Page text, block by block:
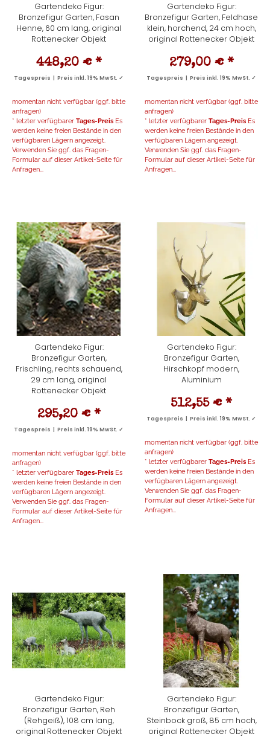
Gartendeko Figur:
Bronzefigur Garten, Fasan
Henne, 60 cm lang, original
Rottenecker Objekt
448,20 € *
Tagespreis | Preis inkl. 19% MwSt. ✓
momentan nicht verfügbar (ggf. bitte
anfragen)
* letzter verfügbarer Tages-Preis Es
werden keine freien Bestände in den
verfügbaren Lägern angezeigt.
Verwenden Sie ggf. das Fragen-
Formular auf dieser Artikel-Seite für
Anfragen...
Gartendeko Figur:
Bronzefigur Garten, Feldhase
klein, horchend, 24 cm hoch,
original Rottenecker Objekt
279,00 € *
Tagespreis | Preis inkl. 19% MwSt. ✓
momentan nicht verfügbar (ggf. bitte
anfragen)
* letzter verfügbarer Tages-Preis Es
werden keine freien Bestände in den
verfügbaren Lägern angezeigt.
Verwenden Sie ggf. das Fragen-
Formular auf dieser Artikel-Seite für
Anfragen...
Gartendeko Figur:
Bronzefigur Garten,
Frischling, rechts schauend,
29 cm lang, original
Rottenecker Objekt
295,20 € *
Tagespreis | Preis inkl. 19% MwSt. ✓
momentan nicht verfügbar (ggf. bitte
anfragen)
* letzter verfügbarer Tages-Preis Es
werden keine freien Bestände in den
verfügbaren Lägern angezeigt.
Verwenden Sie ggf. das Fragen-
Formular auf dieser Artikel-Seite für
Anfragen...
Gartendeko Figur:
Bronzefigur Garten,
Hirschkopf modern,
Aluminium
512,55 € *
Tagespreis | Preis inkl. 19% MwSt. ✓
momentan nicht verfügbar (ggf. bitte
anfragen)
* letzter verfügbarer Tages-Preis Es
werden keine freien Bestände in den
verfügbaren Lägern angezeigt.
Verwenden Sie ggf. das Fragen-
Formular auf dieser Artikel-Seite für
Anfragen...
Gartendeko Figur:
Bronzefigur Garten, Reh
(Rehgeiß), 108 cm lang,
original Rottenecker Objekt
Gartendeko Figur:
Bronzefigur Garten,
Steinbock groß, 85 cm hoch,
original Rottenecker Objekt